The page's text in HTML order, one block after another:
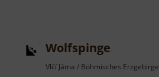
Wolfspinge
Vlčí Jáma / Böhmisches Erzgebirge